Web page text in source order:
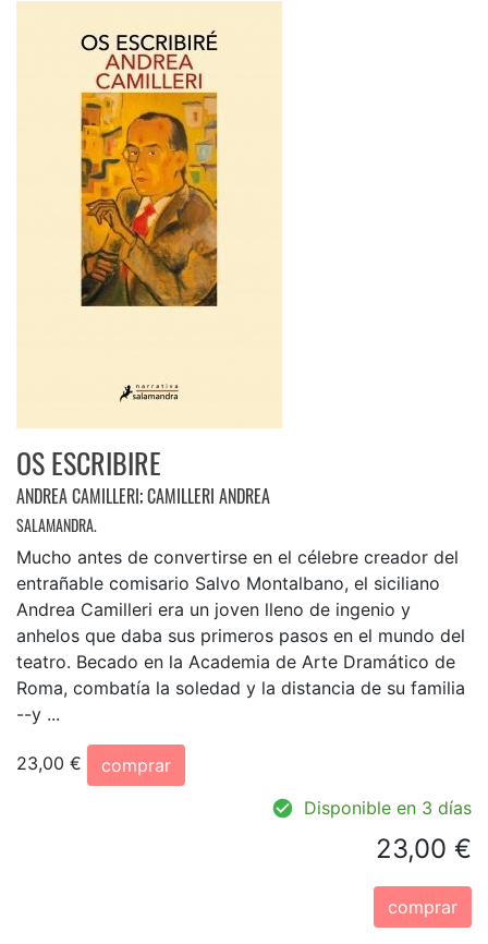
OS ESCRIBIRE
ANDREA CAMILLERI;CAMILLERI ANDREA
SALAMANDRA.
Mucho antes de convertirse en el célebre creador del
entrañable comisario Salvo Montalbano, el siciliano
Andrea Camilleri era un joven lleno de ingenio y
anhelos que daba sus primeros pasos en el mundo del
teatro. Becado en la Academia de Arte Dramático de
Roma, combatía la soledad y la distancia de su familia
--y ...
23,00 €
comprar
Disponible en 3 días
23,00 €
comprar